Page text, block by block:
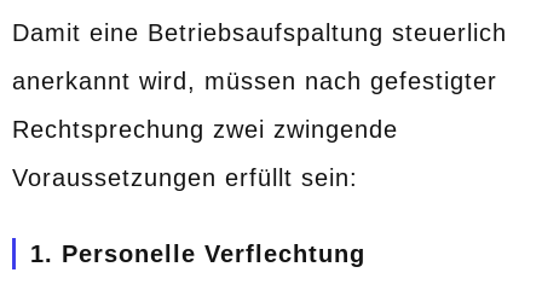
Damit eine Betriebsaufspaltung steuerlich
anerkannt wird, müssen nach gefestigter
Rechtsprechung zwei zwingende
Voraussetzungen erfüllt sein:
1. Personelle Verflechtung